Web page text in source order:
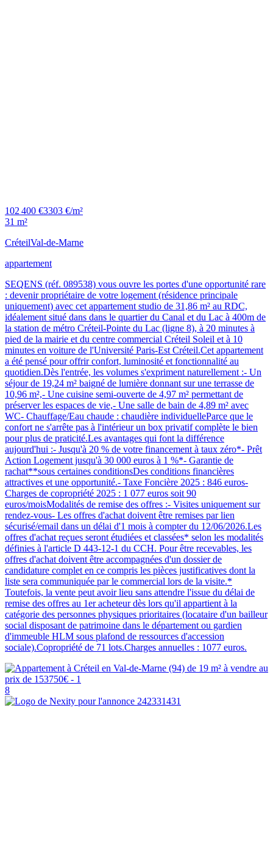
102 400 €3303 €/m²
31 m²
CréteilVal-de-Marne
appartement
SEQENS (réf. 089538) vous ouvre les portes d'une opportunité rare
: devenir propriétaire de votre logement (résidence principale
uniquement) avec cet appartement studio de 31,86 m² au RDC,
idéalement situé dans dans le quartier du Canal et du Lac à 400m de
la station de métro Créteil-Pointe du Lac (ligne 8), à 20 minutes à
pied de la mairie et du centre commercial Créteil Soleil et à 10
minutes en voiture de l'Université Paris-Est Créteil.Cet appartement
a été pensé pour offrir confort, luminosité et fonctionnalité au
quotidien.Dès l'entrée, les volumes s'expriment naturellement :- Un
séjour de 19,24 m² baigné de lumière donnant sur une terrasse de
10,96 m²,- Une cuisine semi-ouverte de 4,97 m² permettant de
préserver les espaces de vie,- Une salle de bain de 4,89 m² avec
WC- Chauffage/Eau chaude : chaudière individuelleParce que le
confort ne s'arrête pas à l'intérieur un box privatif complète le bien
pour plus de praticité.Les avantages qui font la différence
aujourd'hui :- Jusqu'à 20 % de votre financement à taux zéro*- Prêt
Action Logement jusqu'à 30 000 euros à 1 %*- Garantie de
rachat**sous certaines conditionsDes conditions financières
attractives et une opportunité.- Taxe Foncière 2025 : 846 euros-
Charges de copropriété 2025 : 1 077 euros soit 90
euros/moisModalités de remise des offres :- Visites uniquement sur
rendez-vous- Les offres d'achat doivent être remises par lien
sécurisé/email dans un délai d'1 mois à compter du 12/06/2026.Les
offres d'achat reçues seront étudiées et classées* selon les modalités
définies à l'article D 443-12-1 du CCH. Pour être recevables, les
offres d'achat doivent être accompagnées d'un dossier de
candidature complet en ce compris les pièces justificatives dont la
liste sera communiquée par le commercial lors de la visite.*
Toutefois, la vente peut avoir lieu sans attendre l'issue du délai de
remise des offres au 1er acheteur dès lors qu'il appartient à la
catégorie des personnes physiques prioritaires (locataire d'un bailleur
social disposant de patrimoine dans le département ou gardien
d'immeuble HLM sous plafond de ressources d'accession
sociale).Copropriété de 71 lots.Charges annuelles : 1077 euros.
8